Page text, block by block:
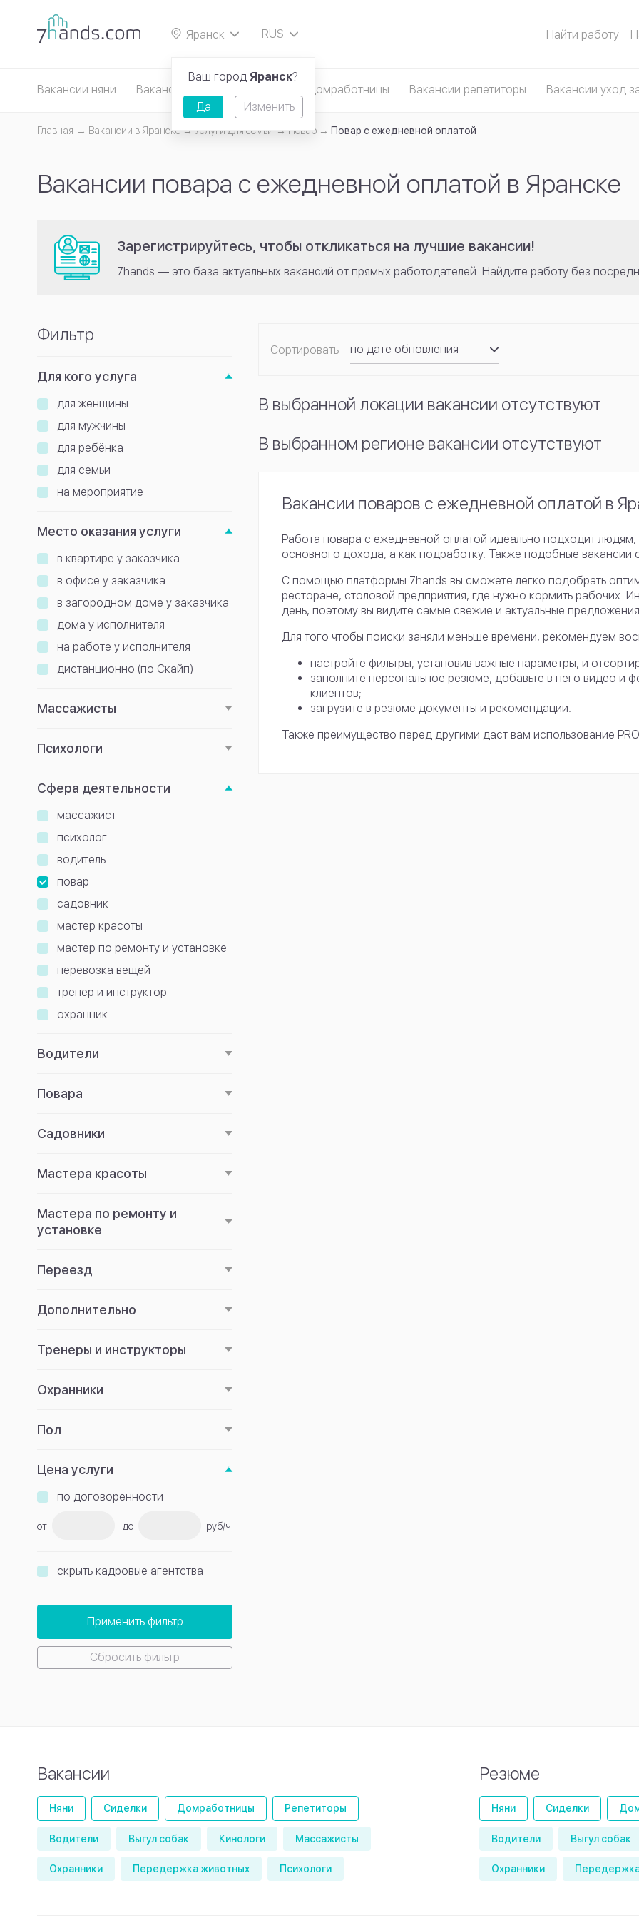
Яранск
RUS
Найти работу
Вакансии няни Вакансии сиделки Вакансии домработницы Вакансии репетиторы Вакансии уход
Главная Вакансии в Яранске Услуги для семьи Повар Повар с ежедневной оплатой
Вакансии повара с ежедневной оплатой в Яранске
Зарегистрируйтесь, чтобы откликаться на лучшие вакансии!
7hands — это база актуальных вакансий от прямых работодателей. Найдите работу без
Фильтр
Для кого услуга
для женщины
для мужчины
для ребёнка
для семьи
на мероприятие
Место оказания услуги
в квартире у заказчика
в офисе у заказчика
в загородном доме у заказчика
дома у исполнителя
на работе у исполнителя
дистанционно (по Скайп)
Массажисты
Психологи
Сфера деятельности
массажист
психолог
водитель
повар
садовник
мастер красоты
мастер по ремонту и установке
перевозка вещей
тренер и инструктор
охранник
Водители
Повара
Садовники
Мастера красоты
Мастера по ремонту и
установке
Переезд
Дополнительно
Тренеры и инструкторы
Охранники
Пол
Цена услуги
по договоренности
от до руб/ч
скрыть кадровые агентства
Применить фильтр
Сбросить фильтр
Сортировать
по дате обновления
по рейтингу
В выбранной локации вакансии отсутствуют
В выбранном регионе вакансии отсутствуют
Вакансии поваров с ежедневной оплатой в
Работа повара с ежедневной оплатой идеально подходит
основного дохода, а как подработку. Также подобные вакансии
С помощью платформы 7hands вы сможете легко подобрать
ресторане, столовой предприятия, где нужно кормить рабочих.
день, поэтому вы видите самые свежие и актуальные
Для того чтобы поиски заняли меньше времени, рекомендуем
настройте фильтры, установив важные параметры, и
заполните персональное резюме, добавьте в него видео и
клиентов;
загрузите в резюме документы и рекомендации.
Также преимущество перед другими даст вам использование
Вакансии
Няни Сиделки Домработницы Репетиторы
Водители Выгул собак Кинологи Массажисты
Охранники Передержка животных Психологи
Резюме
Няни Сиделки
Водители Выгул собак
Охранники
Ваш городЯранск?
Да Изменить